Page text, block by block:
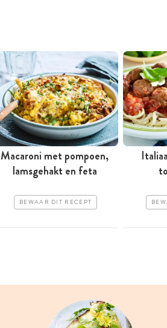
Macaroni met pompoen,
lamsgehakt en feta
BEWAAR DIT RECEPT